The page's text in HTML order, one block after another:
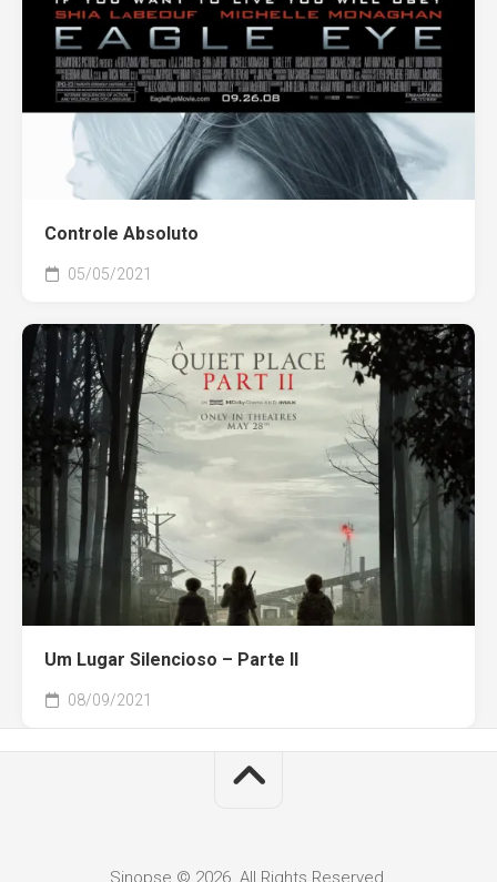
Controle Absoluto
05/05/2021
Um Lugar Silencioso – Parte II
08/09/2021
Sinopse © 2026. All Rights Reserved.